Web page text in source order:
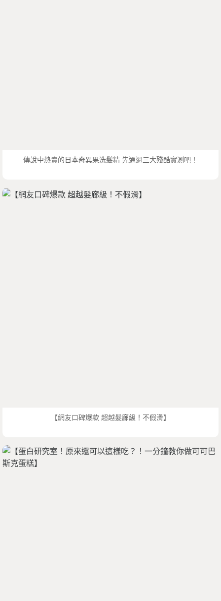
傳說中熱賣的日本奇異果洗髮精 先通過三大殘酷實測吧！
【網友口碑爆款 超越髮廊級！不假滑】